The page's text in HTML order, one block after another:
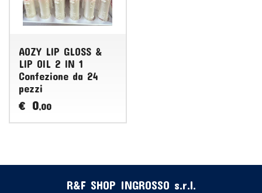
AOZY LIP GLOSS &
LIP OIL 2 IN 1
Confezione da 24
pezzi
€ 0,00
R&F SHOP INGROSSO s.r.l.